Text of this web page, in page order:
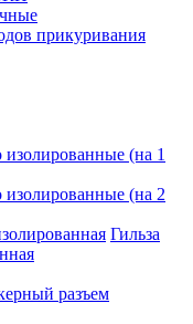
прикуривания
(на 1
(на 2
Гильза
разъем